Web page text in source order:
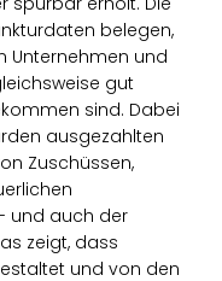
belegen,
Unternehmen und
gut
sind. Dabei
ausgezahlten
Zuschüssen,
und auch der
zeigt, dass
und von den